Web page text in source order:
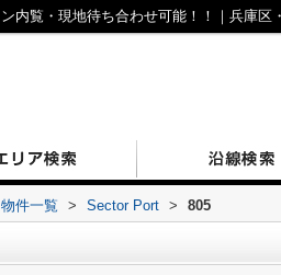
物件一覧 > Sector Port > 805